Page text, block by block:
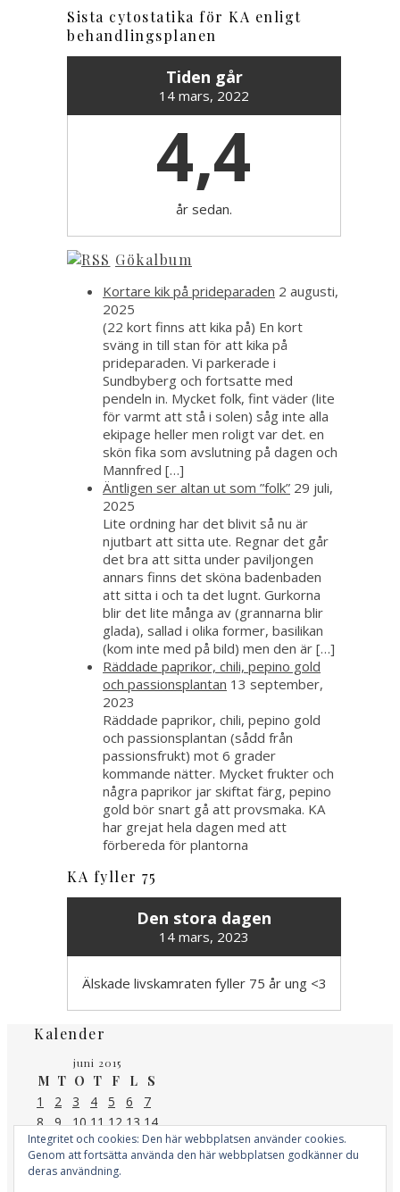
Sista cytostatika för KA enligt
behandlingsplanen
Tiden går
14 mars, 2022
4,4
år sedan.
Gökalbum
Kortare kik på prideparaden 2 augusti,
2025
(22 kort finns att kika på) En kort
sväng in till stan för att kika på
prideparaden. Vi parkerade i
Sundbyberg och fortsatte med
pendeln in. Mycket folk, fint väder (lite
för varmt att stå i solen) såg inte alla
ekipage heller men roligt var det. en
skön fika som avslutning på dagen och
Mannfred […]
Äntligen ser altan ut som ”folk” 29 juli,
2025
Lite ordning har det blivit så nu är
njutbart att sitta ute. Regnar det går
det bra att sitta under paviljongen
annars finns det sköna badenbaden
att sitta i och ta det lugnt. Gurkorna
blir det lite många av (grannarna blir
glada), sallad i olika former, basilikan
(kom inte med på bild) men den är […]
Räddade paprikor, chili, pepino gold
och passionsplantan 13 september,
2023
Räddade paprikor, chili, pepino gold
och passionsplantan (sådd från
passionsfrukt) mot 6 grader
kommande nätter. Mycket frukter och
några paprikor jar skiftat färg, pepino
gold bör snart gå att provsmaka. KA
har grejat hela dagen med att
förbereda för plantorna
KA fyller 75
Den stora dagen
14 mars, 2023
Älskade livskamraten fyller 75 år ung <3
Kalender
juni 2015
M T O T F L
S
1
2 3 4 5 6
7
8
9 10 11 12 13 14
15 16 17 18 19 20 21
22 23 24 25 26 27 28
Integritet och cookies: Den här webbplatsen använder cookies.
Genom att fortsätta använda den här webbplatsen godkänner du
deras användning.